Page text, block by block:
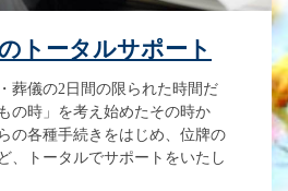
トータルサポート
葬儀の2日間の限られた時間だ
の時」を考え始めたその時か
の各種手続きをはじめ、位牌の
、トータルでサポートをいたし